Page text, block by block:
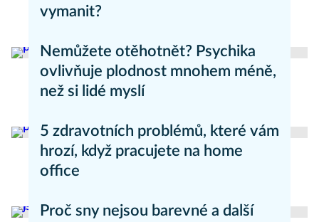
vymanit?
Nemůžete otěhotnět? Psychika
ovlivňuje plodnost mnohem méně,
než si lidé myslí
5 zdravotních problémů, které vám
hrozí, když pracujete na home
office
Proč sny nejsou barevné a další